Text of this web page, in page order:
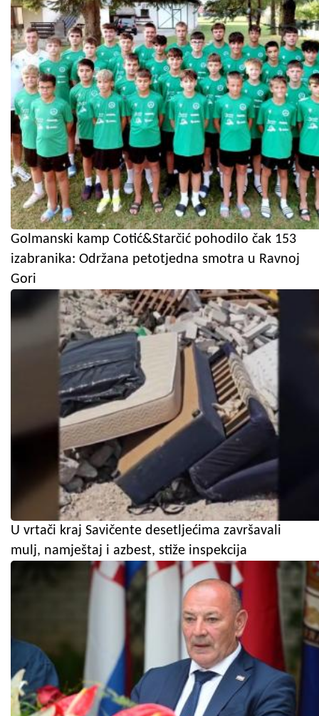
Golmanski kamp Cotić&Starčić pohodilo čak 153
izabranika: Održana petotjedna smotra u Ravnoj
Gori
U vrtači kraj Savičente desetljećima završavali
mulj, namještaj i azbest, stiže inspekcija